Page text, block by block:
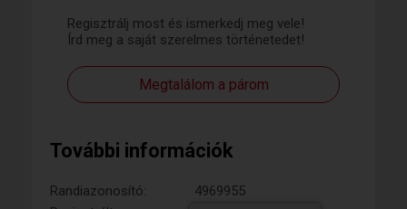
Regisztrálj most és ismerkedj meg vele!
Írd meg a saját szerelmes történetedet!
Megtalálom a párom
További információk
Randiazonosító:
4969955